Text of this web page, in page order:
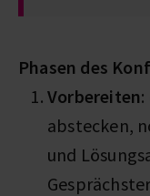
Phasen des
Vorbereiten
abstecken,
und